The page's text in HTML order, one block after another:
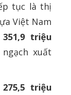
tục là thị
Việt Nam
351,9 triệu
xuất
275,5 triệu